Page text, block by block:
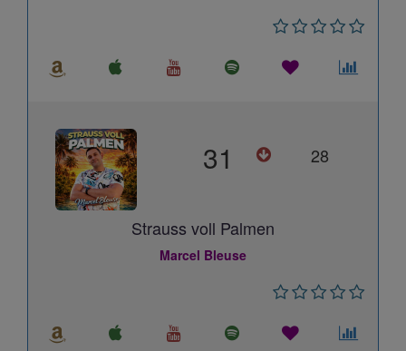
31 28
Strauss voll Palmen
Marcel Bleuse